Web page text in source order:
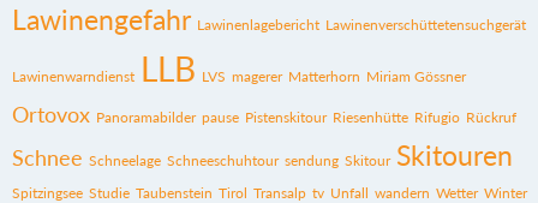
Lawinengefahr Lawinenlagebericht Lawinenverschüttetensuchgerät
Lawinenwarndienst LLB LVS magerer Matterhorn Miriam Gössner
Ortovox Panoramabilder pause Pistenskitour Riesenhütte Rifugio Rückruf
Schnee Schneelage Schneeschuhtour sendung Skitour Skitouren
Spitzingsee Studie Taubenstein Tirol Transalp tv Unfall wandern Wetter Winter